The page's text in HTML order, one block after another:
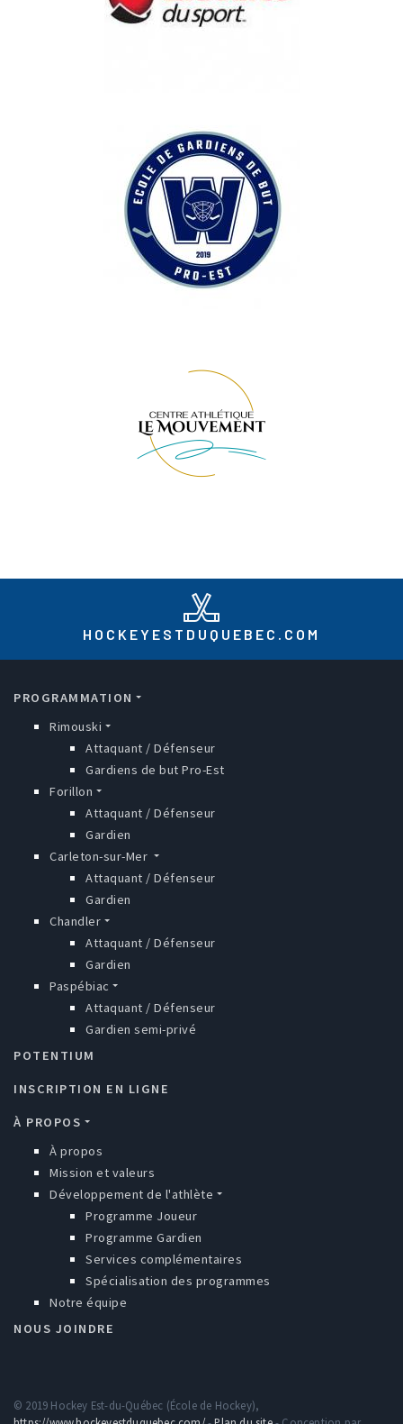
HOCKEYESTDUQUEBEC.COM
PROGRAMMATION
Rimouski
Attaquant / Défenseur
Gardiens de but Pro-Est
Forillon
Attaquant / Défenseur
Gardien
Carleton-sur-Mer
Attaquant / Défenseur
Gardien
Chandler
Attaquant / Défenseur
Gardien
Paspébiac
Attaquant / Défenseur
Gardien semi-privé
POTENTIUM
INSCRIPTION EN LIGNE
À PROPOS
À propos
Mission et valeurs
Développement de l'athlète
Programme Joueur
Programme Gardien
Services complémentaires
Spécialisation des programmes
Notre équipe
NOUS JOINDRE
© 2019 Hockey Est-du-Québec (École de Hockey),